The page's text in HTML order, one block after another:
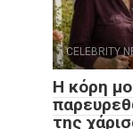
CELEBRITY
Η κόρη
της